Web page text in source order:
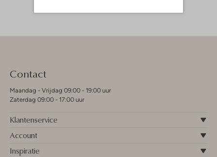
Contact
Maandag - Vrijdag 09:00 - 19:00 uur
Zaterdag 09:00 - 17:00 uur
Klantenservice
Account
Inspiratie